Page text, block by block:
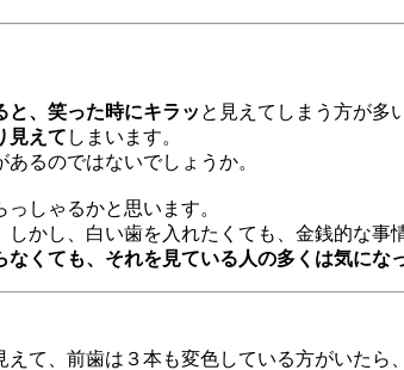
と、笑った時にキラッ と見えてしまう方が多
見えて しまいます。
あるのではないでしょうか。
しゃるかと思います。
しかし、白い歯を入れたくても、金銭的な事
なくても、それを見ている人の多くは気にな
て、前歯は３本も変色している方がいたら